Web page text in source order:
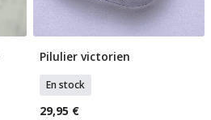
Ajouter Au Panier
Pilulier victorien
En stock
29,95 €